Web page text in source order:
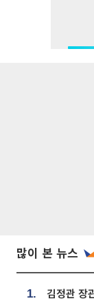
많이 본 뉴스
1.